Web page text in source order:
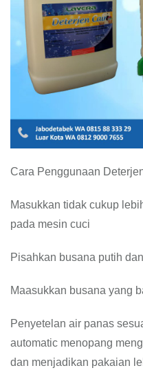
Cara Penggunaan
Masukkan tidak cukup
pada mesin cuci
Pisahkan busana putih
Maasukkan busana yang
Penyetelan air panas
automatic menopang
dan menjadikan pakaian